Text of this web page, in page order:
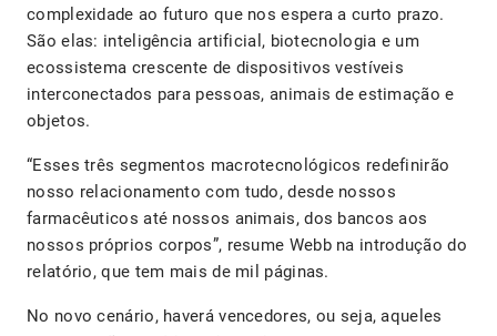
complexidade ao futuro que nos espera a curto prazo.
São elas: inteligência artificial, biotecnologia e um
ecossistema crescente de dispositivos vestíveis
interconectados para pessoas, animais de estimação e
objetos.
“Esses três segmentos macrotecnológicos redefinirão
nosso relacionamento com tudo, desde nossos
farmacêuticos até nossos animais, dos bancos aos
nossos próprios corpos”, resume Webb na introdução do
relatório, que tem mais de mil páginas.
No novo cenário, haverá vencedores, ou seja, aqueles